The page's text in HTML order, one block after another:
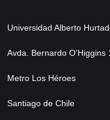
Universidad Alberto
Avda. Bernardo O’Higgins
Metro Los Héroes
Santiago de Chile